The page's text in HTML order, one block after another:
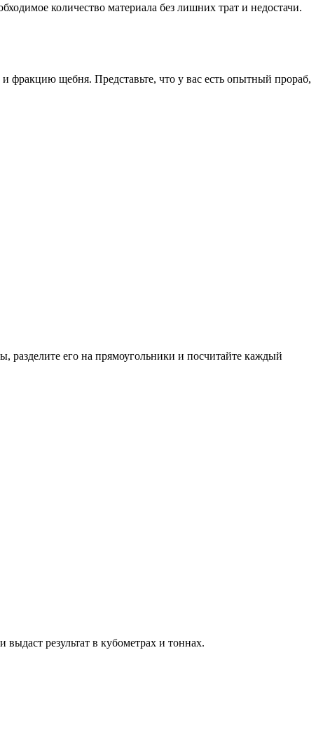
количество материала без лишних трат и недостачи.
фракцию щебня. Представьте, что у вас есть опытный прораб,
разделите его на прямоугольники и посчитайте каждый
результат в кубометрах и тоннах.